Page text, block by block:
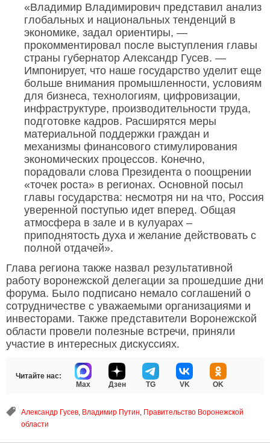
«Владимир Владимирович представил анализ
глобальных и национальных тенденций в
экономике, задал ориентиры, —
прокомментировал после выступления главы
страны губернатор Александр Гусев. —
Импонирует, что наше государство уделит еще
больше внимания промышленности, условиям
для бизнеса, технологиям, цифровизации,
инфраструктуре, производительности труда,
подготовке кадров. Расширятся меры
материальной поддержки граждан и
механизмы финансового стимулирования
экономических процессов. Конечно,
порадовали слова Президента о поощрении
«точек роста» в регионах. Основной посыл
главы государства: несмотря ни на что, Россия
уверенной поступью идет вперед. Общая
атмосфера в зале и в кулуарах –
приподнятость духа и желание действовать с
полной отдачей».
Глава региона также назвал результативной
работу воронежской делегации за прошедшие дни
форума. Было подписано немало соглашений о
сотрудничестве с уважаемыми организациями и
инвесторами. Также представители Воронежской
области провели полезные встречи, приняли
участие в интересных дискуссиях.
Читайте нас:
Max
Дзен TG VK OK
Александр Гусев, Владимир Путин, Правительство Воронежской
области